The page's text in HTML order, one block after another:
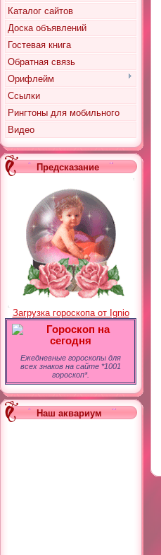
Каталог сайтов
Доска объявлений
Гостевая книга
Обратная связь
Орифлейм
Ссылки
Рингтоны для мобильного
Видео
Предсказание
Загрузка гороскопа от Ignio
Гороскоп на
сегодня
Ежедневные гороскопы для
всех знаков на сайте *1001
гороскоп*.
Наш аквариум